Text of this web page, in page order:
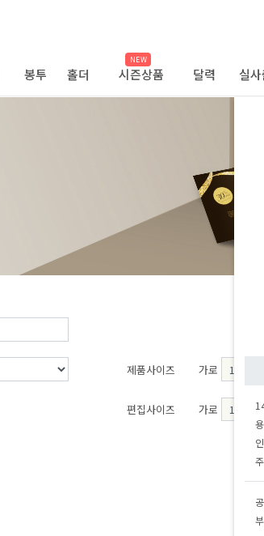
봉투 홀더
NEW
시즌상품 달력 실
제품사이즈 가로
편집사이즈 가로